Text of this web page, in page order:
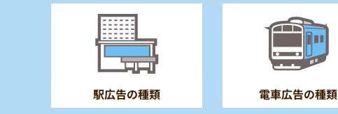
駅広告の種類 電車広告の種類